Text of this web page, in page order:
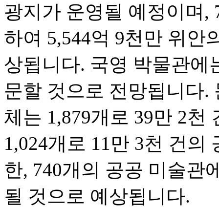
광지가 운영될 예정이며,
하여 5,544억 9천만 위안
상됩니다. 국영 박물관에
문할 것으로 전망됩니다.
체는 1,879개로 39만 2천
1,024개로 11만 3천 건
한, 740개의 공공 미술관
될 것으로 예상됩니다.